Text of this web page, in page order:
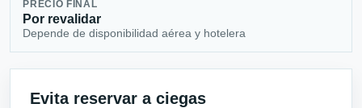
PRECIO FINAL
Por revalidar
Depende de disponibilidad aérea y hotelera
Evita reservar a ciegas